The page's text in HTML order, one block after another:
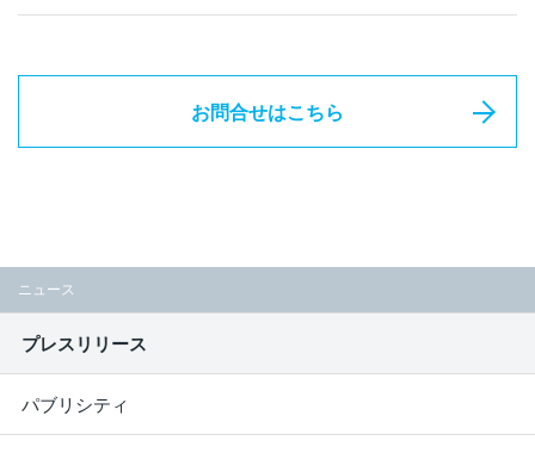
お問合せはこちら
ニュース
プレスリリース
パブリシティ